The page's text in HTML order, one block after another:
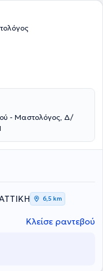
- Μαστολόγος, Δ/
6,5 km
Κλείσε ραντεβού